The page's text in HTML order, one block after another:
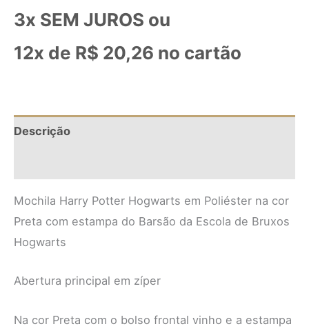
3x SEM JUROS ou
12x de R$ 20,26 no cartão
Descrição
Mochila Harry Potter Hogwarts em Poliéster na cor
Preta com estampa do Barsão da Escola de Bruxos
Hogwarts
Abertura principal em zíper
Na cor Preta com o bolso frontal vinho e a estampa